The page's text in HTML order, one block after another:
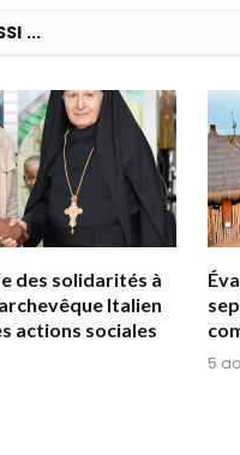
...
des solidarités à
Italien
actions sociales
5